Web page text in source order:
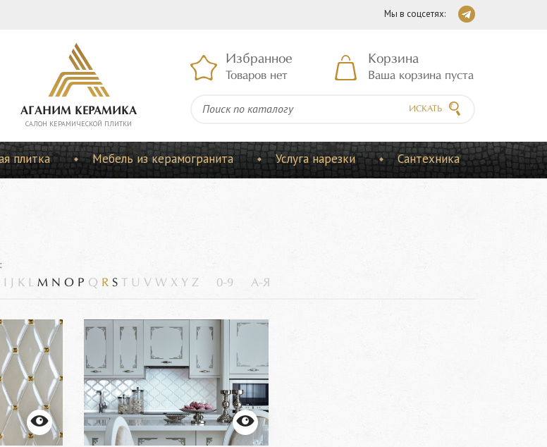
Мы в соцсетях:
АГАНИМ КЕРАМИКА
CАЛОН КЕРАМИЧЕСКОЙ ПЛИТКИ
Избранное
Товаров нет
Корзина
Ваша корзина пуста
ИСКАТЬ
плитка Мебель из керамогранита Услуга нарезки Сантехника
K L M N O P Q R S U V W X Y Z 0-9 А-Я